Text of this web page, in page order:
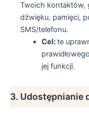
Twoich kontaktów,
dźwięku, pamięci,
SMS/telefonu.
Cel:te
jej funkcji.
3. Udostępnianie